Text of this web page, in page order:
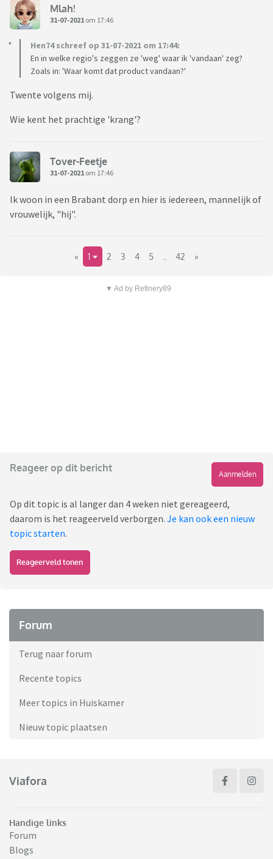
Mlah!
31-07-2021 om 17:46
Hen74 schreef op 31-07-2021 om 17:44:
En in welke regio's zeggen ze 'weg' waar ik 'vandaan' zeg?
Zoals in: 'Waar komt dat product vandaan?'
Twente volgens mij.
Wie kent het prachtige 'krang'?
Tover-Feetje
31-07-2021 om 17:46
Ik woon in een Brabant dorp en hier is iedereen, mannelijk of
vrouwelijk, "hij".
« 1 2 3 4 5 42 »
▼ Ad by Refinery89
Reageer op dit bericht
Aanmelden
Op dit topic is al langer dan 4 weken niet gereageerd,
daarom is het reageerveld verborgen. Je kan ook een nieuw
topic starten.
Reageerveld tonen
Forum
Terug naar forum
Recente topics
Meer topics in Huiskamer
Nieuw topic plaatsen
Viafora
Handige links
Forum
Blogs